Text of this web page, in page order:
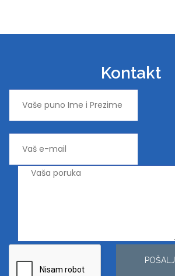
Kontakt
POŠALJI